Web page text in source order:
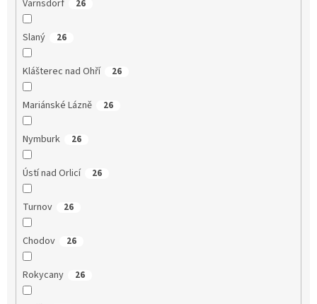
Varnsdorf 26
Slaný 26
Klášterec nad Ohří 26
Mariánské Lázně 26
Nymburk 26
Ústí nad Orlicí 26
Turnov 26
Chodov 26
Rokycany 26